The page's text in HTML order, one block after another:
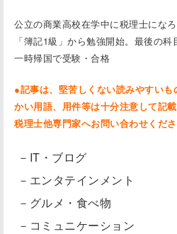
公立の商業高校在学中に税理士にな
「簿記1級」から勉強開始。最後の科
一時帰国で受験・合格
●記事は、堅苦しくない読みやすい
かい用語、用件等は十分注意して記
税理士他専門家へお問い合わせくださ
－IT・ブログ
－エンタテインメント
－グルメ・食べ物
－コミュニケーション